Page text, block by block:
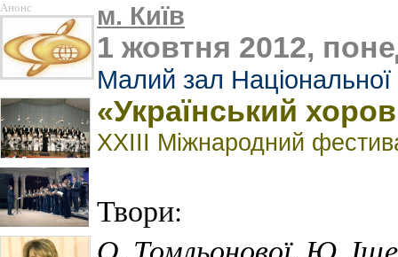
Анонс м. Київ
1 жовтня 2012,
Малий зал Національної
«Український
ХХІІІ Міжнародний
Твори: